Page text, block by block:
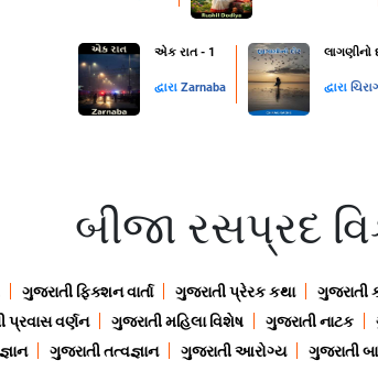
એક રાત - 1
દ્વારા Zarnaba
લાગણીનો
દ્વારા
બીજા રસપ્રદ
ગુજરાતી ફિક્શન વાર્તા ગુજરાતી પ્રેરક કથા ગુજરાતી
પ્રવાસ વર્ણન ગુજરાતી મહિલા વિશેષ ગુજરાતી નાટક
ગુજરાતી તત્વજ્ઞાન ગુજરાતી આરોગ્ય ગુજરાતી